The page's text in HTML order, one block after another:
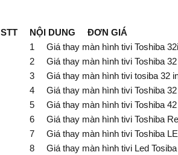
STT NỘI DUNG ĐƠN GIÁ
1 Giá thay màn hình tivi Toshiba
2 Giá thay màn hình tivi Toshiba 32
3 Giá thay màn hình tivi tosiba 32
4 Giá thay màn hình tivi Toshiba 32
5 Giá thay màn hình tivi Toshiba 42
6 Giá thay màn hình tivi Toshiba
7 Giá thay màn hình tivi Toshiba LED
8 Giá thay màn hình tivi Led Tosiba